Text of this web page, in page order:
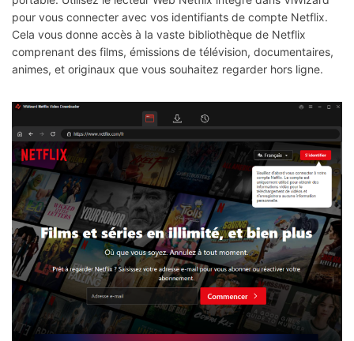
pour vous connecter avec vos identifiants de compte Netflix.
Cela vous donne accès à la vaste bibliothèque de Netflix
comprenant des films, émissions de télévision, documentaires,
animes, et originaux que vous souhaitez regarder hors ligne.